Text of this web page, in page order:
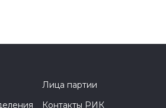
Лица партии
Контакты РИК